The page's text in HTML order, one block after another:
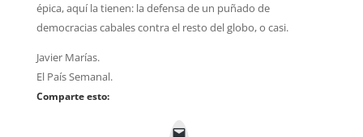
épica, aquí la tienen: la defensa de un puñado de
democracias cabales contra el resto del globo, o casi.
Javier Marías.
El País Semanal.
Comparte esto: